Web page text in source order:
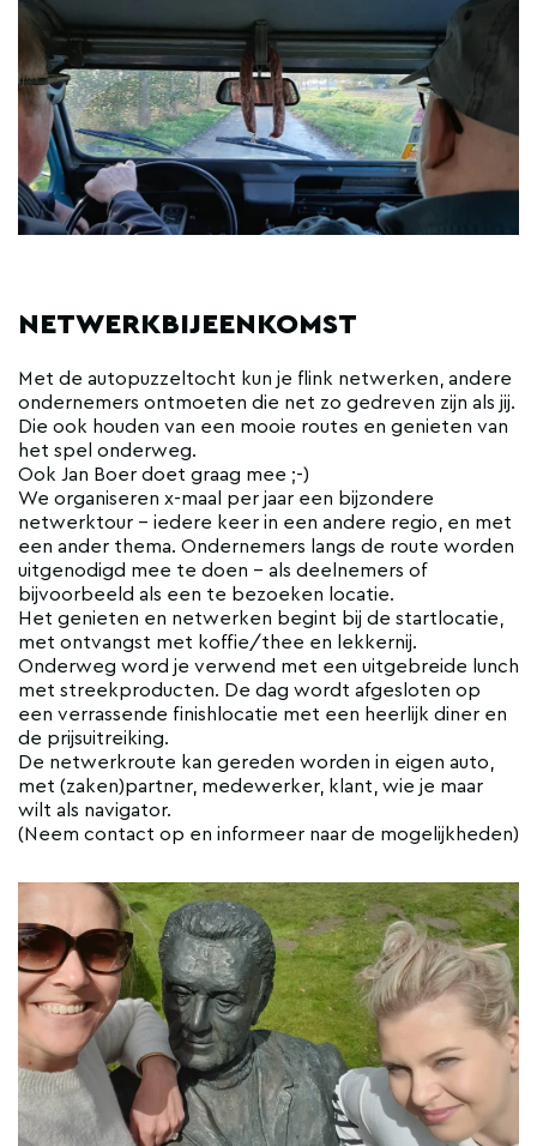
NETWERKBIJEENKOMST
Met de autopuzzeltocht kun je flink netwerken, andere
ondernemers ontmoeten die net zo gedreven zijn als jij.
Die ook houden van een mooie routes en genieten van
het spel onderweg.
Ook Jan Boer doet graag mee ;-)
We organiseren x-maal per jaar een bijzondere
netwerktour - iedere keer in een andere regio, en met
een ander thema. Ondernemers langs de route worden
uitgenodigd mee te doen - als deelnemers of
bijvoorbeeld als een te bezoeken locatie.
Het genieten en netwerken begint bij de startlocatie,
met ontvangst met koffie/thee en lekkernij.
Onderweg word je verwend met een uitgebreide lunch
met streekproducten. De dag wordt afgesloten op
een verrassende finishlocatie met een heerlijk diner en
de prijsuitreiking.
De netwerkroute kan gereden worden in eigen auto,
met (zaken)partner, medewerker, klant, wie je maar
wilt als navigator.
(Neem contact op en informeer naar de mogelijkheden)